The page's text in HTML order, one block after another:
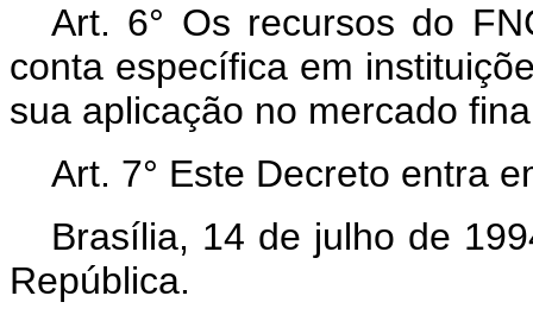
Art. 6° Os recursos do
conta específica em
sua aplicação no mercado
Art. 7° Este Decreto entra
Brasília, 14 de julho de
República.